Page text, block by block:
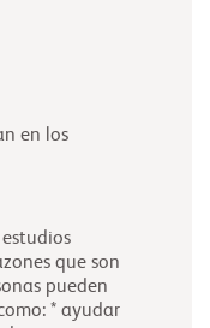
en los
que son
pueden
* ayudar